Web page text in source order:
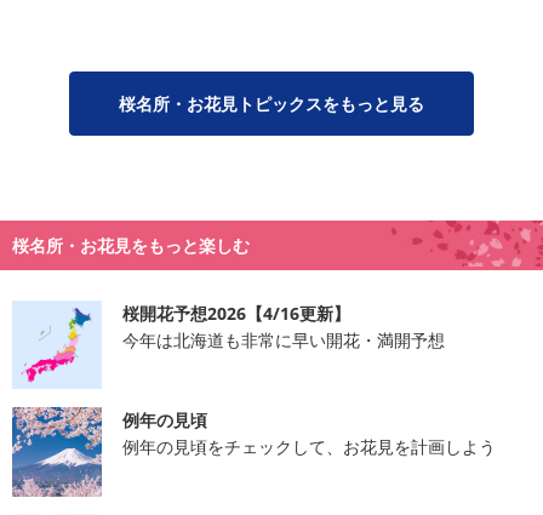
桜名所・お花見トピックスをもっと見る
桜名所・お花見をもっと楽しむ
桜開花予想2026【4/16更新】
今年は北海道も非常に早い開花・満開予想
例年の見頃
例年の見頃をチェックして、お花見を計画しよう